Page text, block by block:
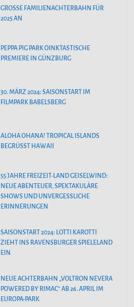
GROSSE FAMILIENACHTERBAHN FÜR 2
025 AN
PEPPA PIG PARK OINKTASTISCHE
PREMIERE IN GÜNZBURG
30. MÄRZ 2024: SAISONSTART IM
FILMPARK BABELSBERG
ALOHA OHANA! TROPICAL ISLANDS
BEGRÜSST HAWAII
55 JAHRE FREIZEIT-LAND GEISELWIND:
NEUE ABENTEUER, SPEKTAKULÄRE
SHOWS UND UNVERGESSLICHE
ERINNERUNGEN
SAISONSTART 2024: LOTTI KAROTTI
ZIEHT INS RAVENSBURGER SPIELELAND
EIN
NEUE ACHTERBAHN „VOLTRON NEVERA
POWERED BY RIMAC“ AB 26. APRIL IM
EUROPA-PARK